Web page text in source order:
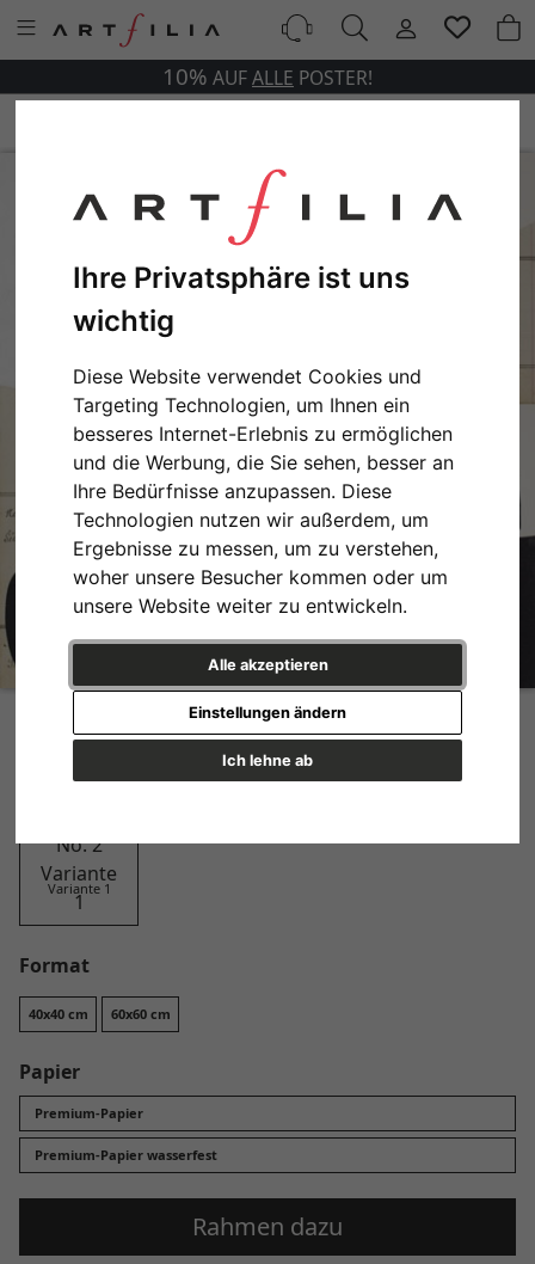
Ihre Privatsphäre ist uns
wichtig
Diese Website verwendet Cookies und
Targeting Technologien, um Ihnen ein
besseres Internet-Erlebnis zu ermöglichen
und die Werbung, die Sie sehen, besser an
Ihre Bedürfnisse anzupassen. Diese
Technologien nutzen wir außerdem, um
Ergebnisse zu messen, um zu verstehen,
woher unsere Besucher kommen oder um
unsere Website weiter zu entwickeln.
Alle akzeptieren
Ich lehne ab
Einstellungen ändern
10% AUFALLE POSTER!
Design
Variante 1
Format
40x40 cm 60x60 cm
Papier
Premium-Papier
Premium-Papier wasserfest
Rahmen dazu